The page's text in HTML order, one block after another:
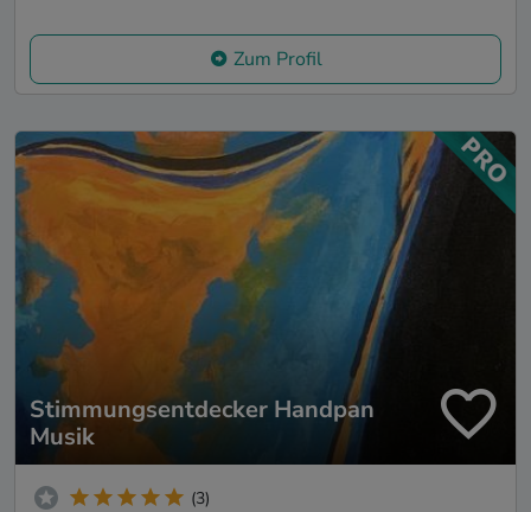
Zum Profil
Stimmungsentdecker Handpan
Musik
(3)